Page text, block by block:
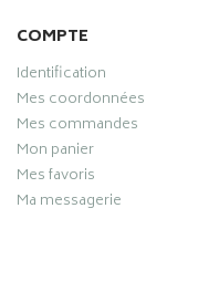
COMPTE
Identification
Mes coordonnées
Mes commandes
Mon panier
Mes favoris
Ma messagerie